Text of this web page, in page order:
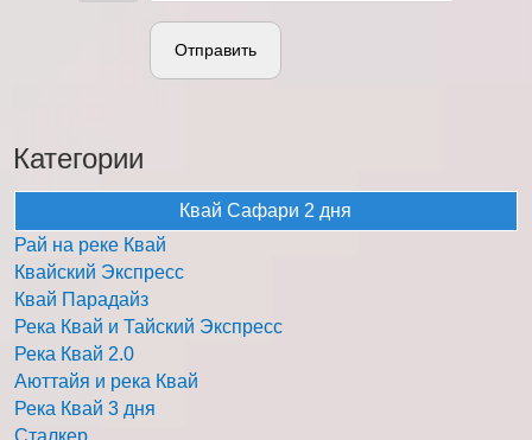
Отправить
Категории
Квай Сафари 2 дня
Рай на реке Квай
Квайский Экспресс
Квай Парадайз
Река Квай и Тайский Экспресс
Река Квай 2.0
Аюттайя и река Квай
Река Квай 3 дня
Сталкер